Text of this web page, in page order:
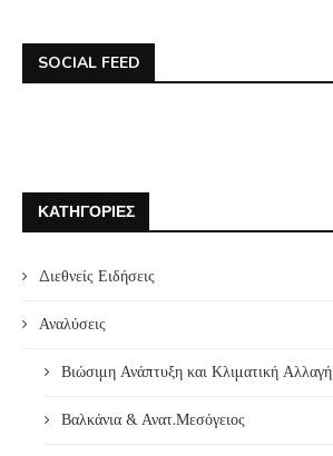
SOCIAL FEED
ΚΑΤΗΓΟΡΊΕΣ
Διεθνείς Ειδήσεις
Αναλύσεις
Βιώσιμη Ανάπτυξη και Κλιματική Αλλαγή
Βαλκάνια & Ανατ.Μεσόγειος